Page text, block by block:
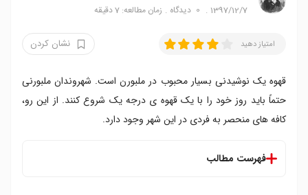
1397/12/7
0 دیدگاه زمان مطالعه: 7 دقیقه
امتیاز دهید نشان کردن
قهوه یک نوشیدنی بسیار محبوب در ملبورن است. شهروندان ملبورنی
حتماً باید روز خود را با یک قهوه ی درجه یک شروع کنند. از این رو،
کافه های منحصر به فردی در این شهر وجود دارد.
فهرست مطالب